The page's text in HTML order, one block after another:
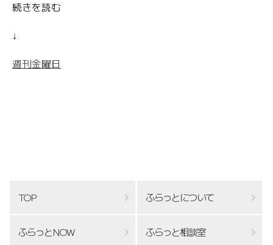
続きを読む
↓
週刊金曜日
TOP ふらっとについて
ふらっとNOW ふらっと相談室